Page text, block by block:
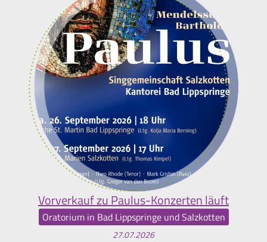
Vorverkauf zu Paulus-Konzerten läuft
Oratorium in Bad Lippspringe und Salzkotten
27.07.2026